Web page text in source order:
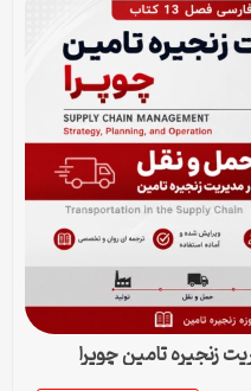
13 کتاب مدیریت زنجیره تامین چوپرا